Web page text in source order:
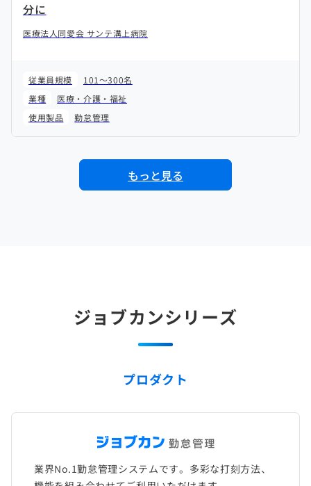
分に
医療法人同愛会 サンテ溝上病院
従業員規模
101～300名
業種
医療・介護・福祉
使用製品
勤怠管理
もっと見る
ジョブカンシリーズ
プロダクト
業界No.1勤怠管理システムです。多彩な打刻方法、